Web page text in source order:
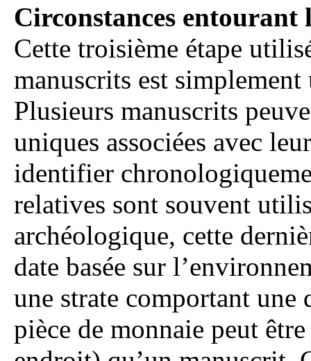
Circonstances entourant
Cette troisième étape
manuscrits est
Plusieurs manuscrits
uniques associées avec
identifier
relatives sont souvent
archéologique, cette
date basée sur
une strate comportant une
pièce de monnaie peut